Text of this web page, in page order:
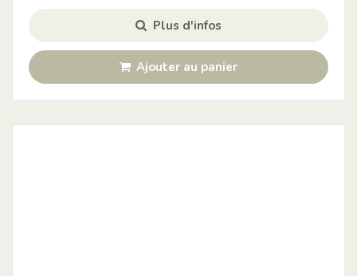
Plus d'infos
Ajouter au panier